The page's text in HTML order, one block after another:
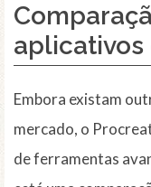
aplicativos
Embora existam
mercado, o
de ferramentas